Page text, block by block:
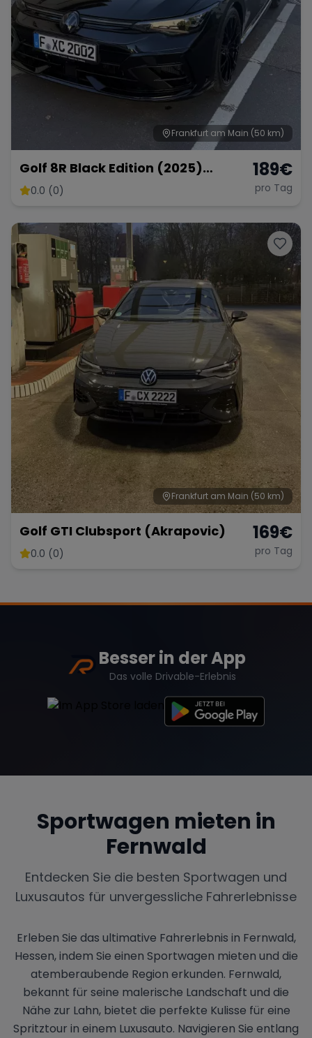
Frankfurt am Main (50 km)
Golf 8R Black Edition (2025)
Vollausstattung
0.0 (0)
189€
pro Tag
Frankfurt am Main (50 km)
Golf GTI Clubsport (Akrapovic)
0.0 (0)
169€
pro Tag
Besser in der App
Das volle Drivable-Erlebnis
Sportwagen mieten in
Fernwald
Entdecken Sie die besten Sportwagen und
Luxusautos für unvergessliche Fahrerlebnisse
Erleben Sie das ultimative Fahrerlebnis in Fernwald,
Hessen, indem Sie einen Sportwagen mieten und die
atemberaubende Region erkunden. Fernwald,
bekannt für seine malerische Landschaft und die
Nähe zur Lahn, bietet die perfekte Kulisse für eine
Spritztour in einem Luxusauto. Navigieren Sie entlang